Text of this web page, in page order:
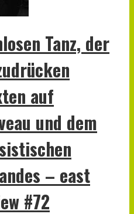
Tanz, der
auf
und dem
– east
#72